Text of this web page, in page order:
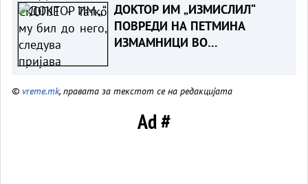
ДОКТОР ИМ „ИЗМИСЛИЛ“
ПОВРЕДИ НА ПЕТМИНА
ИЗМАМНИЦИ ВО
шемата за измама со
© vreme.mk, правата за текстот се на редакцијата
Ad #